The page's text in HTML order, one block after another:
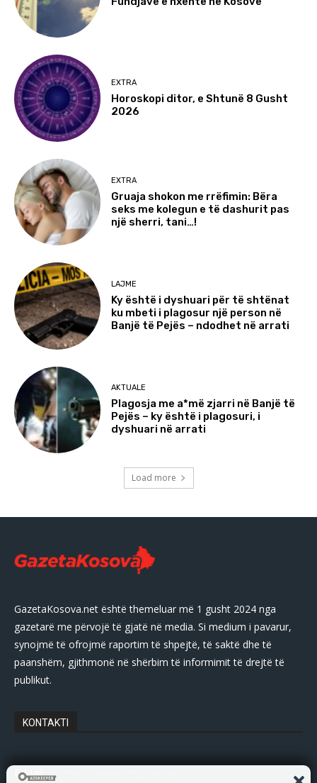
EXTRA
Horoskopi ditor, e Shtunë 8 Gusht
2026
EXTRA
Gruaja shokon me rrëfimin: Bëra
seks me kolegun e të dashurit pas
një sherri, tani…!
LAJME
Ky është i dyshuari për të shtënat
ku mbeti i plagosur një person në
Banjë të Pejës – ndodhet në arrati
AKTUALE
Plagosja me a*më zjarri në Banjë të
Pejës – ky është i plagosuri, i
dyshuari në arrati
Load more
GazetaKosova.net është themeluar më 1 gusht 2024 nga
gazetarë me përvojë të gjatë në media. Si medium i pavarur,
synojmë të ofrojmë raportim të shpejtë, të saktë dhe të
paanshëm, gjithmonë në shërbim të informimit të drejtë të
publikut.
KONTAKTI
E-Mail:gazetakosovanet@gmail.com